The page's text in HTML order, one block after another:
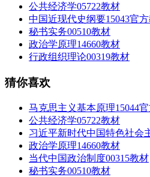
公共经济学05722教材
中国近现代史纲要15043官
秘书实务00510教材
政治学原理14660教材
行政组织理论00319教材
猜你喜欢
马克思主义基本原理15044
公共经济学05722教材
习近平新时代中国特色社会
政治学原理14660教材
当代中国政治制度00315教材
秘书实务00510教材